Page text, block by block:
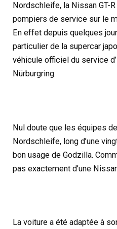
Nordschleife, la Nissan GT-
pompiers de service sur le
En effet depuis quelques
particulier de la supercar
véhicule officiel du service
Nürburgring.
Nul doute que les équipes
Nordschleife, long d’une
bon usage de Godzilla.
pas exactement d’une
La voiture a été adaptée à